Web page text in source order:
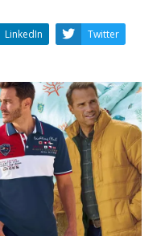
LinkedIn